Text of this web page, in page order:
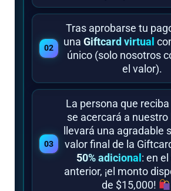
Tras aprobarse tu
una Giftcard virtual
único (solo nosotros
el valor).
La persona que
se acercará a nuestro
llevará una agradable
valor final de la
50% adicional : en
anterior, ¡el monto
de $15,000!